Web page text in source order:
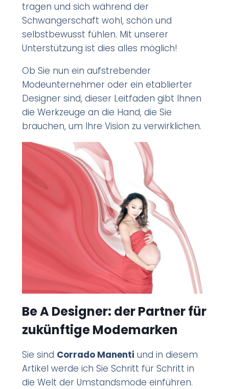
tragen und sich während der
Schwangerschaft wohl, schön und
selbstbewusst fühlen. Mit unserer
Unterstützung ist dies alles möglich!
Ob Sie nun ein aufstrebender
Modeunternehmer oder ein etablierter
Designer sind, dieser Leitfaden gibt Ihnen
die Werkzeuge an die Hand, die Sie
brauchen, um Ihre Vision zu verwirklichen.
Be A Designer: der Partner für
zukünftige Modemarken
Sie sind Corrado Manenti und in diesem
Artikel werde ich Sie Schritt für Schritt in
die Welt der Umstandsmode einführen.